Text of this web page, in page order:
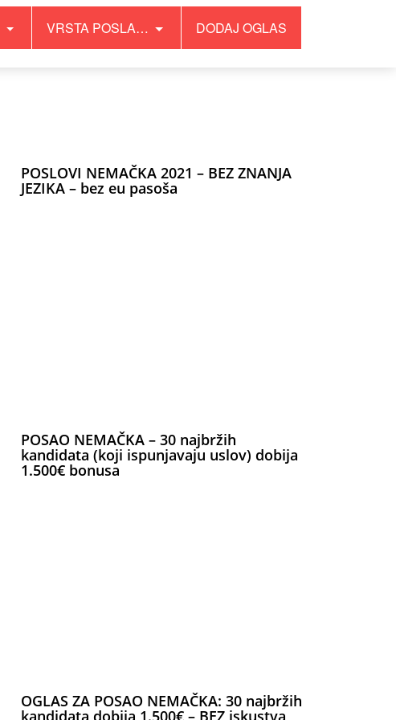
VRSTA POSLA… DODAJ OGLAS
POSLOVI NEMAČKA 2021 – BEZ ZNANJA
JEZIKA – bez eu pasoša
POSAO NEMAČKA – 30 najbržih
kandidata (koji ispunjavaju uslov) dobija
1.500€ bonusa
OGLAS ZA POSAO NEMAČKA: 30 najbržih
kandidata dobija 1.500€ – BEZ iskustva,